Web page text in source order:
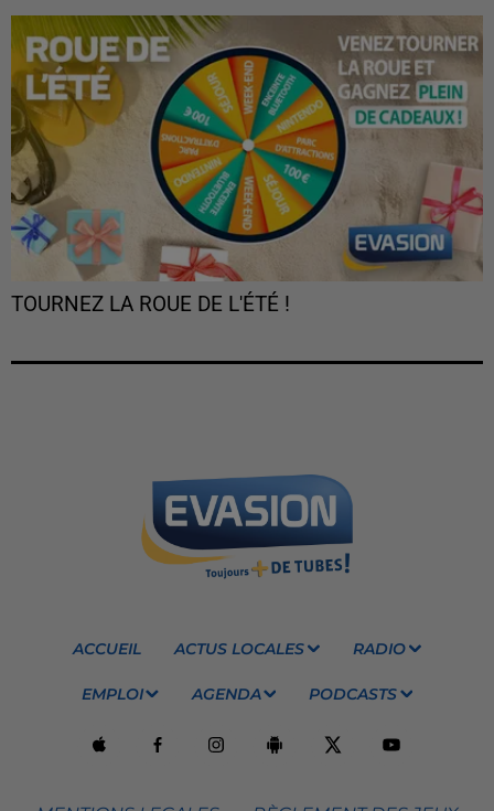
TOURNEZ LA ROUE DE L'ÉTÉ !
ACCUEIL ACTUS LOCALES RADIO
EMPLOI AGENDA PODCASTS